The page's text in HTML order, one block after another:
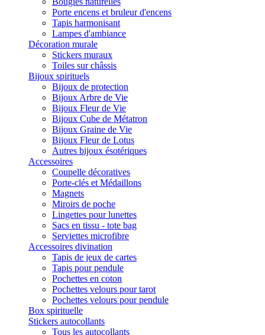
Porte encens et bruleur d'encens
Tapis harmonisant
Lampes d'ambiance
Décoration murale
Stickers muraux
Toiles sur châssis
Bijoux spirituels
Bijoux de protection
Bijoux Arbre de Vie
Bijoux Fleur de Vie
Bijoux Cube de Métatron
Bijoux Graine de Vie
Bijoux Fleur de Lotus
Autres bijoux ésotériques
Accessoires
Coupelle décoratives
Porte-clés et Médaillons
Magnets
Miroirs de poche
Lingettes pour lunettes
Sacs en tissu - tote bag
Serviettes microfibre
Accessoires divination
Tapis de jeux de cartes
Tapis pour pendule
Pochettes en coton
Pochettes velours pour tarot
Pochettes velours pour pendule
Box spirituelle
Stickers autocollants
Tous les autocollants